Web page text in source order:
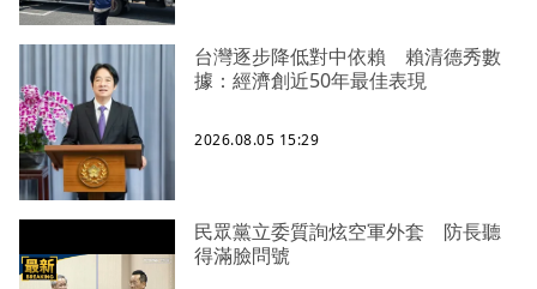
台灣逐步降低對中依賴 賴清德秀數
據：經濟創近50年最佳表現
2026.08.05 15:29
民眾黨立委質詢炫空軍外套 防長聽
得滿臉問號